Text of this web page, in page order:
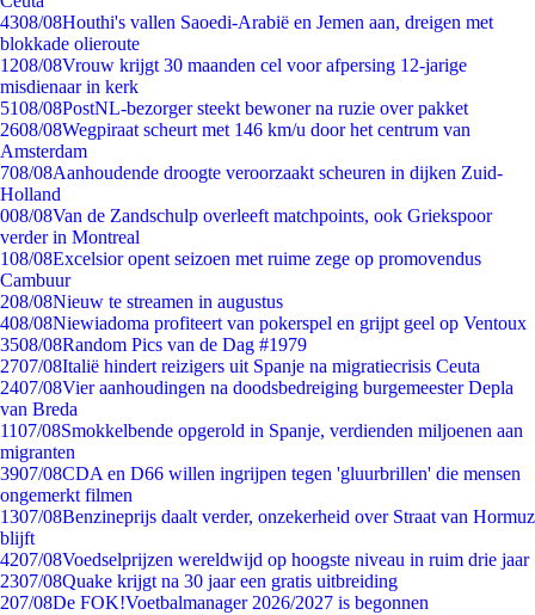
4308/08Houthi's vallen Saoedi-Arabië en Jemen aan, dreigen met
blokkade olieroute
1208/08Vrouw krijgt 30 maanden cel voor afpersing 12-jarige
misdienaar in kerk
5108/08PostNL-bezorger steekt bewoner na ruzie over pakket
2608/08Wegpiraat scheurt met 146 km/u door het centrum van
Amsterdam
708/08Aanhoudende droogte veroorzaakt scheuren in dijken Zuid-
Holland
008/08Van de Zandschulp overleeft matchpoints, ook Griekspoor
verder in Montreal
108/08Excelsior opent seizoen met ruime zege op promovendus
Cambuur
208/08Nieuw te streamen in augustus
408/08Niewiadoma profiteert van pokerspel en grijpt geel op Ventoux
3508/08Random Pics van de Dag #1979
2707/08Italië hindert reizigers uit Spanje na migratiecrisis Ceuta
2407/08Vier aanhoudingen na doodsbedreiging burgemeester Depla
van Breda
1107/08Smokkelbende opgerold in Spanje, verdienden miljoenen aan
migranten
3907/08CDA en D66 willen ingrijpen tegen 'gluurbrillen' die mensen
ongemerkt filmen
1307/08Benzineprijs daalt verder, onzekerheid over Straat van Hormuz
blijft
4207/08Voedselprijzen wereldwijd op hoogste niveau in ruim drie jaar
2307/08Quake krijgt na 30 jaar een gratis uitbreiding
207/08De FOK!Voetbalmanager 2026/2027 is begonnen